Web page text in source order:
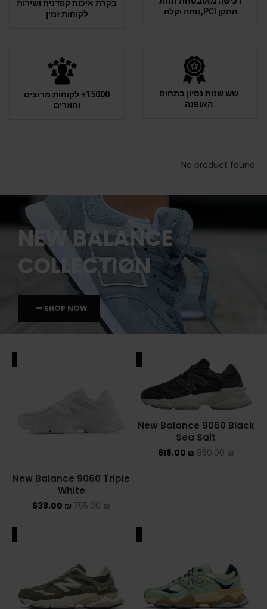
התקן PCI,נוחה וקלה
בקרת איכות קפדנית ושירות
לקוחות זמין
שש שנות נסיון בתחום
האופנה
15000+ לקוחות מרוצים
וחוזרים
No product found
New Balance 9060 Black
Sea Salt
850.00₪
618.00 ₪
New Balance 9060 Triple
White
755.00₪
638.00 ₪
NEW BALANCE
COLLECTION
SHOP NOW